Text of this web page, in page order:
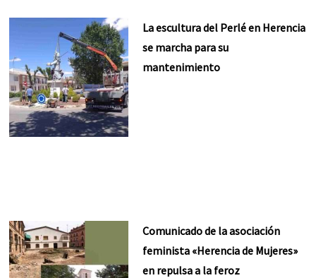
La escultura del Perlé en Herencia
se marcha para su
mantenimiento
Comunicado de la asociación
feminista «Herencia de Mujeres»
en repulsa a la feroz